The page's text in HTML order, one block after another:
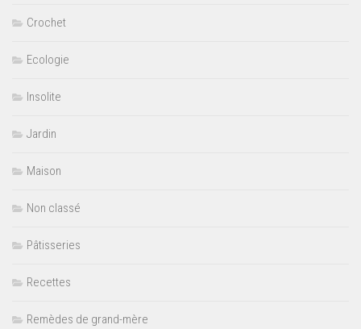
Crochet
Ecologie
Insolite
Jardin
Maison
Non classé
Pâtisseries
Recettes
Remèdes de grand-mère